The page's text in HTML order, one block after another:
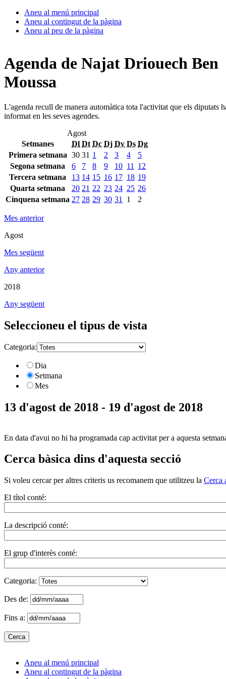
Aneu al menú principal
Aneu al contingut de la pàgina
Aneu al peu de la pàgina
Agenda de Najat Driouech Ben
Moussa
L'agenda recull de manera automàtica tota l'activitat que els diputats
informat en les seves agendes.
Agost
Setmanes
Dl Dt Dc Dj Dv Ds Dg
Primera setmana 30 31 1 2 3 4
5
Segona setmana
6 7 8 9 10 11
12
Tercera setmana
13 14 15 16 17 18 19
Quarta setmana
20 21 22 23 24 25 26
Cinquena setmana 27 28 29 30 31 1 2
Mes anterior
Agost
Mes següent
Any anterior
2018
Any següent
Seleccioneu el tipus de vista
Categoria:
Dia
Setmana
Mes
13 d'agost de 2018 - 19 d'agost de 2018
En data d'avui no hi ha programada cap activitat per a aquesta
Cerca bàsica dins d'aquesta secció
Si voleu cercar per altres criteris us recomanem que utilitzeu la Cerca
El títol conté:
La descripció conté:
El grup d'interès conté:
Categoria:
Des de:
Fins a:
Aneu al menú principal
Aneu al contingut de la pàgina